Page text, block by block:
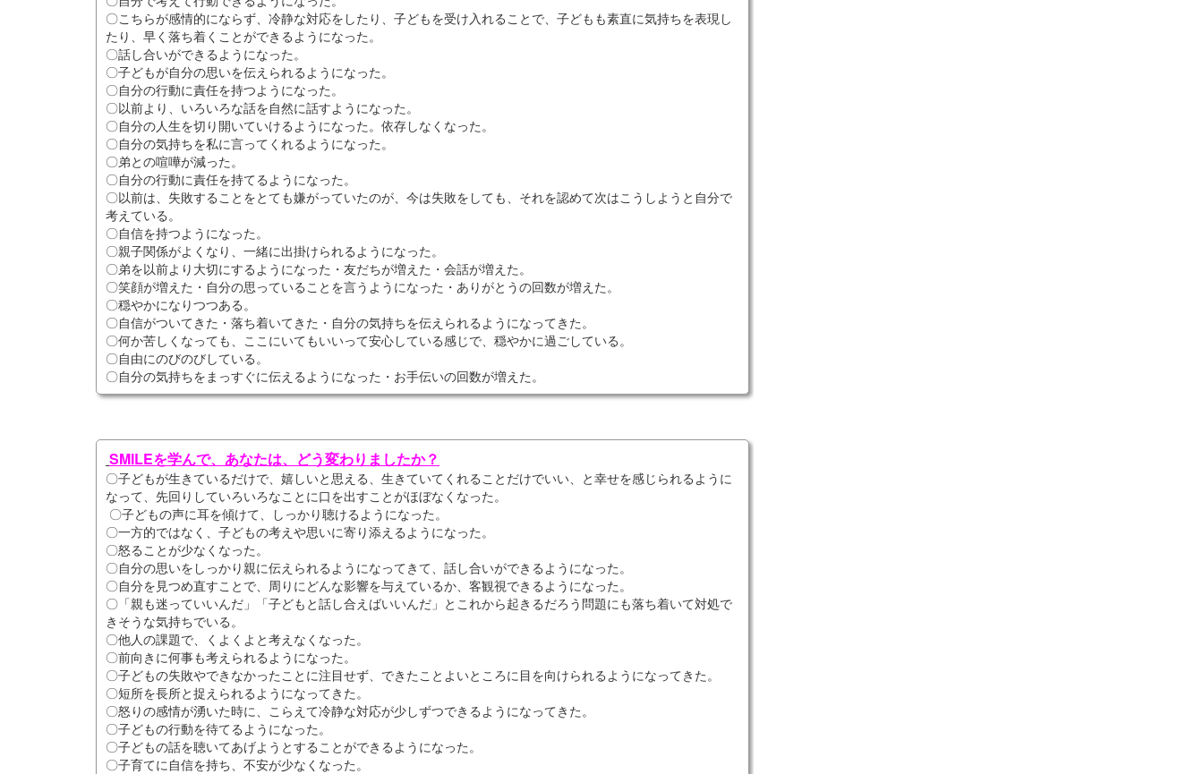
〇こちらが感情的にならず、冷静な対応をしたり、子どもを受け入れることで、子どもも素直に気持ちを表現し
たり、早く落ち着くことができるようになった。
〇話し合いができるようになった。
〇子どもが自分の思いを伝えられるようになった。
〇自分の行動に責任を持つようになった。
〇以前より、いろいろな話を自然に話すようになった。
〇自分の人生を切り開いていけるようになった。依存しなくなった。
〇自分の気持ちを私に言ってくれるようになった。
〇弟との喧嘩が減った。
〇自分の行動に責任を持てるようになった。
〇以前は、失敗することをとても嫌がっていたのが、今は失敗をしても、それを認めて次はこうしようと自分で
考えている。
〇自信を持つようになった。
〇親子関係がよくなり、一緒に出掛けられるようになった。
〇弟を以前より大切にするようになった・友だちが増えた・会話が増えた。
〇笑顔が増えた・自分の思っていることを言うようになった・ありがとうの回数が増えた。
〇穏やかになりつつある。
〇自信がついてきた・落ち着いてきた・自分の気持ちを伝えられるようになってきた。
〇何か苦しくなっても、ここにいてもいいって安心している感じで、穏やかに過ごしている。
〇自由にのびのびしている。
〇自分の気持ちをまっすぐに伝えるようになった・お手伝いの回数が増えた。
SMILEを学んで、あなたは、どう変わりましたか？
〇子どもが生きているだけで、嬉しいと思える、生きていてくれることだけでいい、と幸せを感じられるように
なって、先回りしていろいろなことに口を出すことがほぼなくなった。
〇子どもの声に耳を傾けて、しっかり聴けるようになった。
〇一方的ではなく、子どもの考えや思いに寄り添えるようになった。
〇怒ることが少なくなった。
〇自分の思いをしっかり親に伝えられるようになってきて、話し合いができるようになった。
〇自分を見つめ直すことで、周りにどんな影響を与えているか、客観視できるようになった。
〇「親も迷っていいんだ」「子どもと話し合えばいいんだ」とこれから起きるだろう問題にも落ち着いて対処で
きそうな気持ちでいる。
〇他人の課題で、くよくよと考えなくなった。
〇前向きに何事も考えられるようになった。
〇子どもの失敗やできなかったことに注目せず、できたことよいところに目を向けられるようになってきた。
〇短所を長所と捉えられるようになってきた。
〇怒りの感情が湧いた時に、こらえて冷静な対応が少しずつできるようになってきた。
〇子どもの行動を待てるようになった。
〇子どもの話を聴いてあげようとすることができるようになった。
〇子育てに自信を持ち、不安が少なくなった。